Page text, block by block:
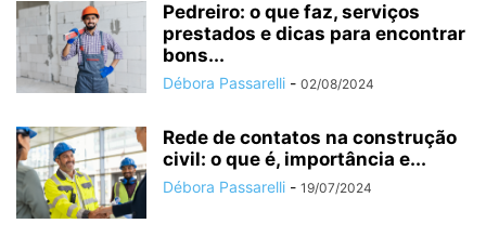
Pedreiro: o que faz, serviços
prestados e dicas para encontrar
bons...
Débora Passarelli - 02/08/2024
Rede de contatos na construção
civil: o que é, importância e...
Débora Passarelli - 19/07/2024